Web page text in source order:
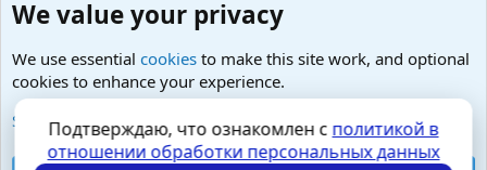
Любые вопросы от Гостей - анонимно
Cookies
Russian (RU)
We value your privacy
We use essential cookies to make this site work, and optional
cookies to enhance your experience.
See further information and configure your preferences
Подтверждаю, что ознакомлен с политикой в
отношении обработки персональных данных